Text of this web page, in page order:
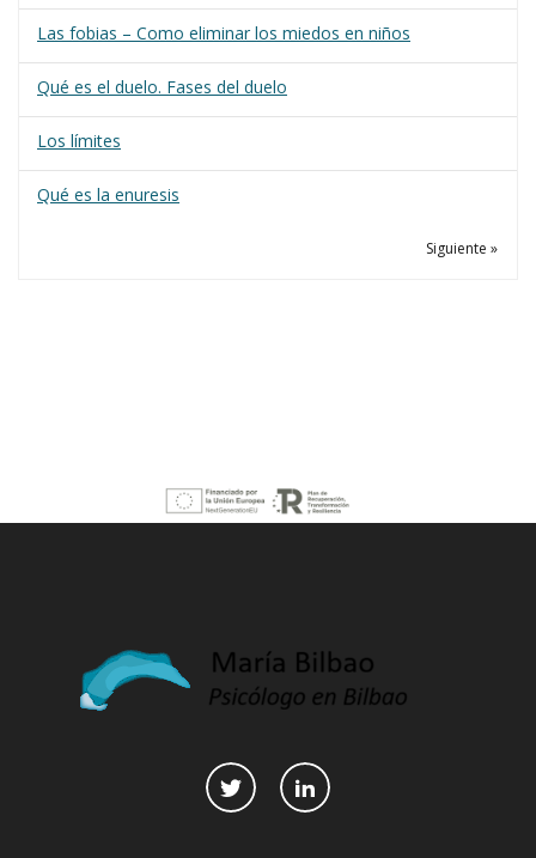
Las fobias – Como eliminar los miedos en niños
Qué es el duelo. Fases del duelo
Los límites
Qué es la enuresis
Siguiente »